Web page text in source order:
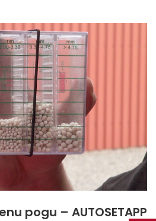
pogu – AUTOSETAPP